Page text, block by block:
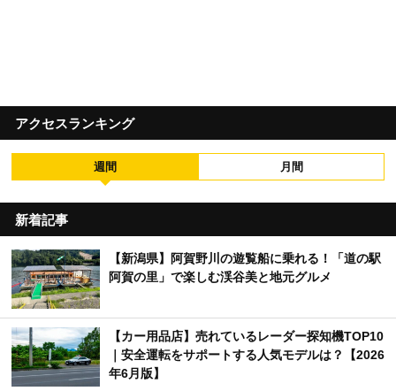
アクセスランキング
週間 月間
新着記事
【新潟県】阿賀野川の遊覧船に乗れる！「道の駅
阿賀の里」で楽しむ渓谷美と地元グルメ
【カー用品店】売れているレーダー探知機TOP10
｜安全運転をサポートする人気モデルは？【2026
年6月版】